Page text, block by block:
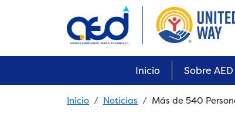
Main navigation
Inicio Sobre AED
Breadcrumb
Inicio Noticias Más de 540